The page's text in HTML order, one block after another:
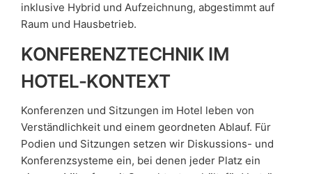
inklusive Hybrid und Aufzeichnung, abgestimmt auf
Raum und Hausbetrieb.
KONFERENZTECHNIK IM
HOTEL-KONTEXT
Konferenzen und Sitzungen im Hotel leben von
Verständlichkeit und einem geordneten Ablauf. Für
Podien und Sitzungen setzen wir Diskussions- und
Konferenzsysteme ein, bei denen jeder Platz ein